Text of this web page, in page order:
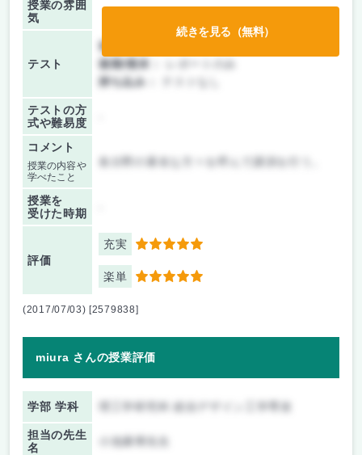
授業の雰囲
気
テスト
前期/中間：
後期/期末：
持ち込み：
テストの方
式や難易度
コメント
授業の内容や
学べたこと
授業を
受けた時期
評価
充実 5
楽単 5
続きを見る（無料）
(2017/07/03) [2579838]
miura さんの授業評価
学部 学科
担当の先生
名
小池康博先生